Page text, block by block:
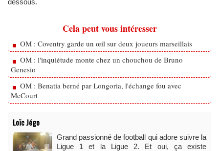
dessous.
Cela peut vous intéresser
OM : Coventry garde un œil sur deux joueurs marseillais
OM : l'inquiétude monte chez un chouchou de Bruno
Genesio
OM : Benatia berné par Longoria, l'échange fou avec
McCourt
Loïc Jégo
Grand passionné de football qui adore suivre la
Ligue 1 et la Ligue 2. Et oui, ça existe